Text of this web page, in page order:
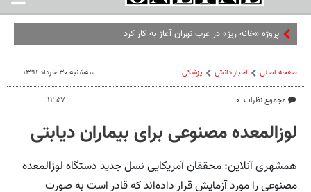
صفحه اصلی اخبار دانش پزشکی
مجموع نظرات: ۰
سه‌شنبه ۳۰ خرداد ۱۳۹۱ -
۱۲:۵۷
لوزالمعده مصنوعی برای بیماران دیابتی
همشهری آنلاین: محققان آمریکایی نسل جدید دستگاه لوزالمعده
مصنوعی را مورد آزمایش قرار داده‌اند که قادر است به صورت